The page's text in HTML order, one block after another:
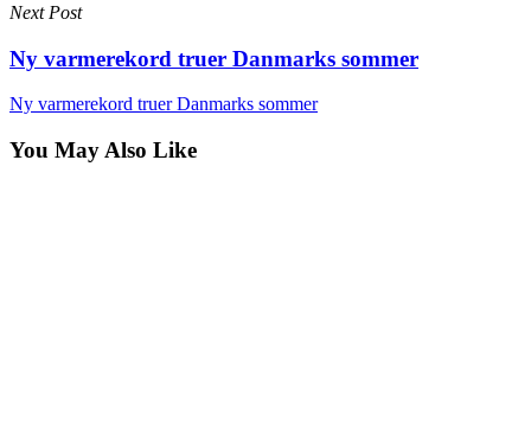
Next Post
Ny varmerekord truer Danmarks sommer
Ny varmerekord truer Danmarks sommer
You May Also Like